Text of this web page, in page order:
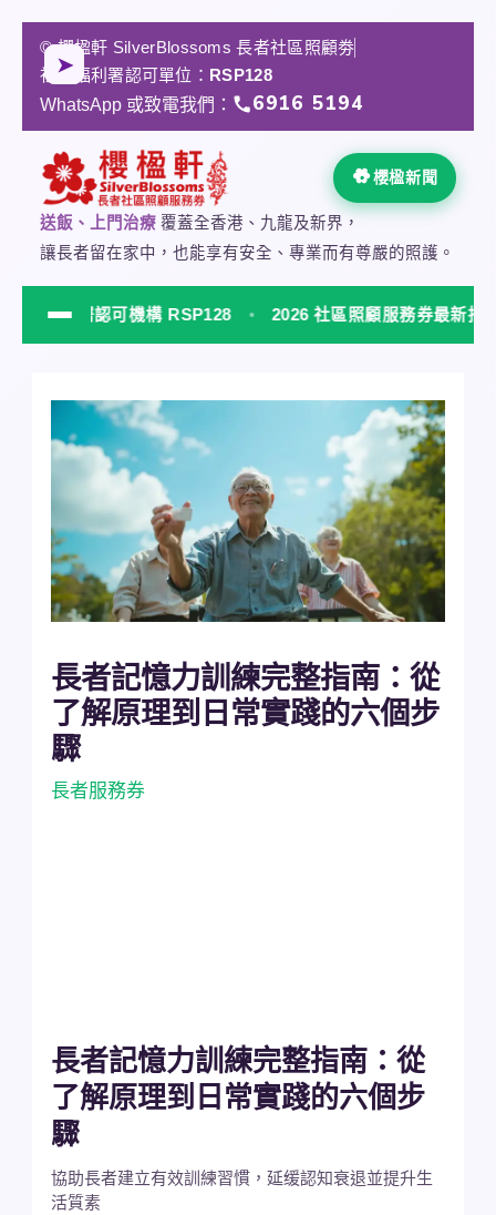
© 櫻楹軒 SilverBlossoms 長者社區照顧劵
社會福利署認可單位： RSP128
WhatsApp 或致電我們：
6916 5194
櫻楹新聞
送飯、上門治療 覆蓋全香港、九龍及新界，
讓長者留在家中，也能享有安全、專業而有尊嚴的照護。
署認可機構 RSP128 2026 社區照顧服務券最新指南 NEW
長者記憶力訓練完整指南：從
了解原理到日常實踐的六個步
驟
長者服務券
長者記憶力訓練完整指南：從
了解原理到日常實踐的六個步
驟
協助長者建立有效訓練習慣，延缓認知衰退並提升生
活質素
★
✓
➤